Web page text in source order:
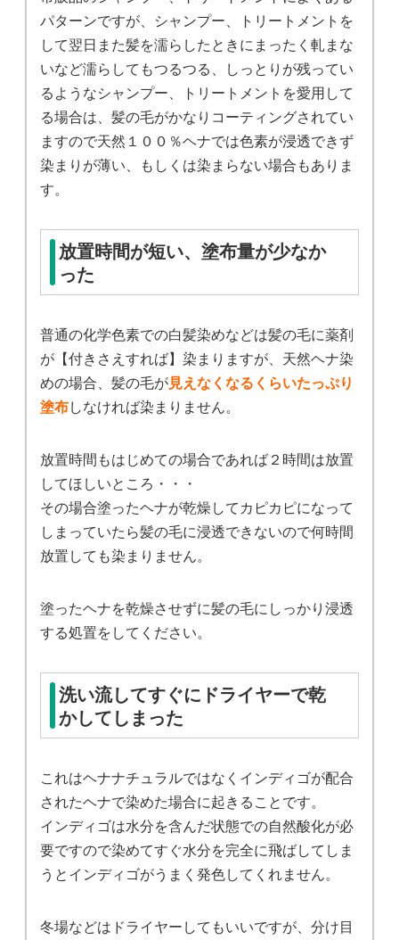
パターンですが、シャンプー、トリートメントを
して翌日また髪を濡らしたときにまったく軋まな
いなど濡らしてもつるつる、しっとりが残ってい
るようなシャンプー、トリートメントを愛用して
る場合は、髪の毛がかなりコーティングされてい
ますので天然１００％ヘナでは色素が浸透できず
染まりが薄い、もしくは染まらない場合もありま
す。
放置時間が短い、塗布量が少なか
った
普通の化学色素での白髪染めなどは髪の毛に薬剤
が【付きさえすれば】染まりますが、天然ヘナ染
めの場合、髪の毛が見えなくなるくらいたっぷり
塗布しなければ染まりません。
放置時間もはじめての場合であれば２時間は放置
してほしいところ・・・
その場合塗ったヘナが乾燥してカピカピになって
しまっていたら髪の毛に浸透できないので何時間
放置しても染まりません。
塗ったヘナを乾燥させずに髪の毛にしっかり浸透
する処置をしてください。
洗い流してすぐにドライヤーで乾
かしてしまった
これはヘナナチュラルではなくインディゴが配合
されたヘナで染めた場合に起きることです。
インディゴは水分を含んだ状態での自然酸化が必
要ですので染めてすぐ水分を完全に飛ばしてしま
うとインディゴがうまく発色してくれません。
冬場などはドライヤーしてもいいですが、分け目